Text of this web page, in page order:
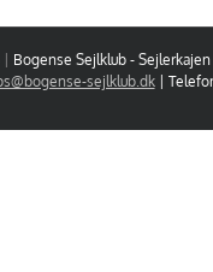
Bogense Sejlklub -
sejlklub.dk|